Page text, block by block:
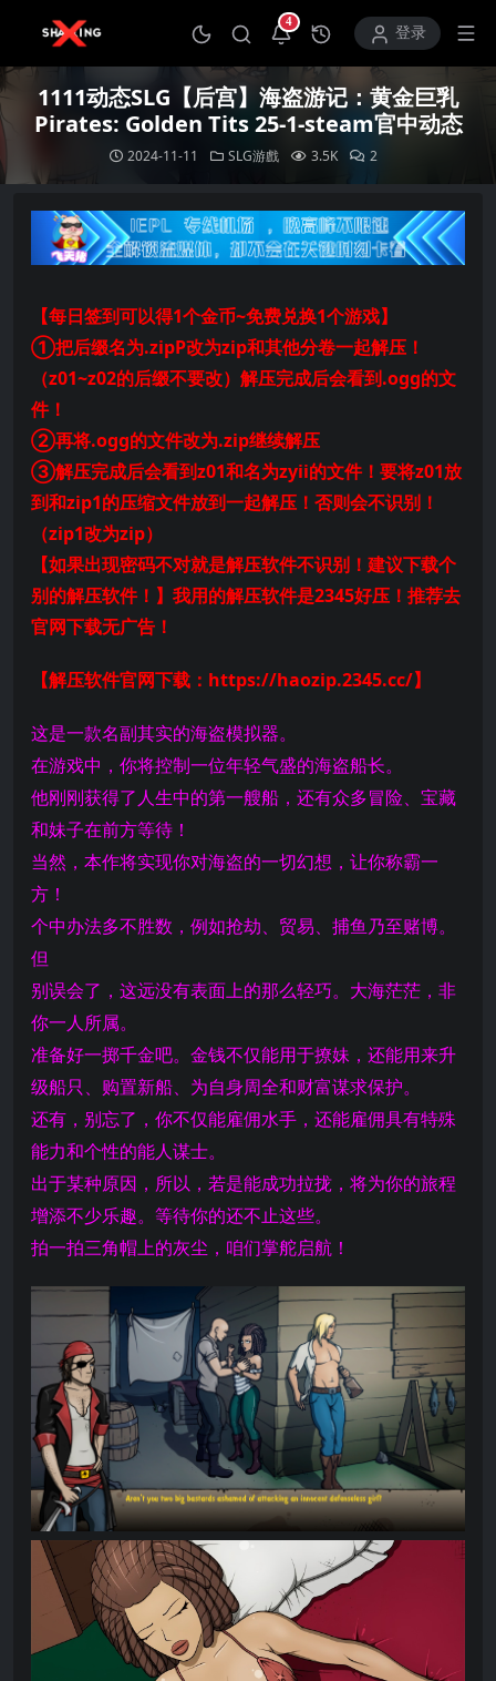
4
打开通知中心登录
1111动态SLG【后宫】海盗游记：黄金巨乳
Pirates: Golden Tits 25-1-steam官中动态
2024-11-11 SLG游戲 3.5K 2
【每日签到可以得1个金币~免费兑换1个游戏】
①把后缀名为.zipP改为zip和其他分卷一起解压！
（z01~z02的后缀不要改）解压完成后会看到.ogg的文
件！
②再将.ogg的文件改为.zip继续解压
③解压完成后会看到z01和名为zyii的文件！要将z01放
到和zip1的压缩文件放到一起解压！否则会不识别！
（zip1改为zip）
【如果出现密码不对就是解压软件不识别！建议下载个
别的解压软件！】我用的解压软件是2345好压！推荐去
官网下载无广告！
【解压软件官网下载：https://haozip.2345.cc/】
这是一款名副其实的海盗模拟器。
在游戏中，你将控制一位年轻气盛的海盗船长。
他刚刚获得了人生中的第一艘船，还有众多冒险、宝藏
和妹子在前方等待！
当然，本作将实现你对海盗的一切幻想，让你称霸一
方！
个中办法多不胜数，例如抢劫、贸易、捕鱼乃至赌博。
但
别误会了，这远没有表面上的那么轻巧。大海茫茫，非
你一人所属。
准备好一掷千金吧。金钱不仅能用于撩妹，还能用来升
级船只、购置新船、为自身周全和财富谋求保护。
还有，别忘了，你不仅能雇佣水手，还能雇佣具有特殊
能力和个性的能人谋士。
出于某种原因，所以，若是能成功拉拢，将为你的旅程
增添不少乐趣。等待你的还不止这些。
拍一拍三角帽上的灰尘，咱们掌舵启航！